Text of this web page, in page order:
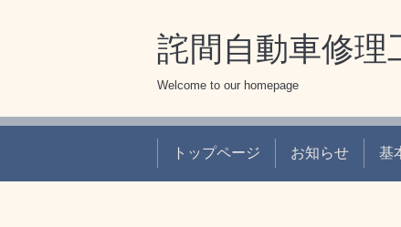
詫間自動車修理
Welcome to our homepage
トップページ お知らせ 基